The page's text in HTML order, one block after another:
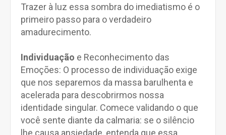
Trazer à luz essa sombra do imediatismo é o
primeiro passo para o verdadeiro
amadurecimento.
Individuação e Reconhecimento das
Emoções: O processo de individuação exige
que nos separemos da massa barulhenta e
acelerada para descobrirmos nossa
identidade singular. Comece validando o que
você sente diante da calmaria: se o silêncio
lhe causa ansiedade, entenda que essa